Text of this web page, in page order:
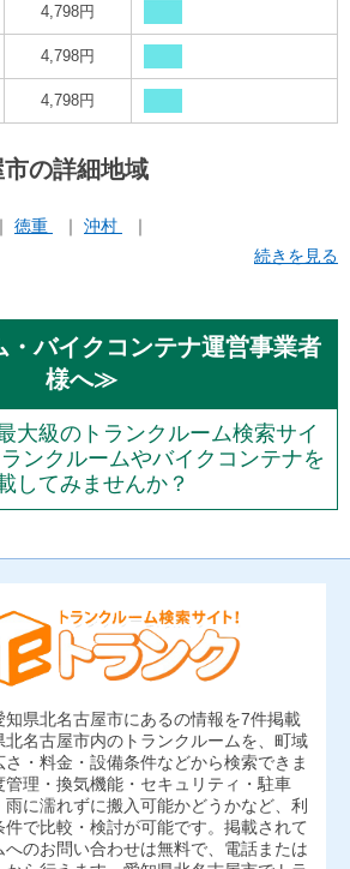
4,798円
4,798円
4,798円
の詳細地域
徳重
沖村
続きを見る
・バイクコンテナ運営事業者
様へ≫
大級のトランクルーム検索サイ
ンクルームやバイクコンテナを
してみませんか？
知県北名古屋市にあるの情報を7件掲載
北名古屋市内のトランクルームを、町域
・料金・設備条件などから検索できま
理・換気機能・セキュリティ・駐車
に濡れずに搬入可能かどうかなど、利
件で比較・検討が可能です。掲載されて
へのお問い合わせは無料で、電話または